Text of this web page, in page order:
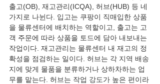
출고(OB), 재고관리(ICQA), 허브(HUB) 등 네
가지로 나뉜다. 입고는 쿠팡이 직매입한 상품
을 물류센터에 배치하는 역할이고, 출고는 고
객 주문에 따라 상품을 토드에 담아 내보내는
작업이다. 재고관리는 물류센터 내 재고의 정
확성을 점검하는 일이다. 허브는 각 지역 배송
지에 맞게 물품을 분류하거나 상하차하는 업
무를 맡는다. 허브는 작업 강도가 높은 편이라